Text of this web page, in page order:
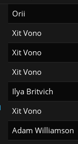
Orii
Xit Vono
Xit Vono
Xit Vono
Ilya Britvich
Xit Vono
Adam Williamson